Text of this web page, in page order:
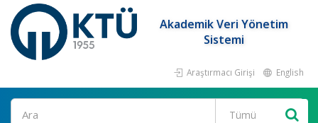
Akademik Veri Yönetim
Sistemi
Araştırmacı Girişi English
Ara